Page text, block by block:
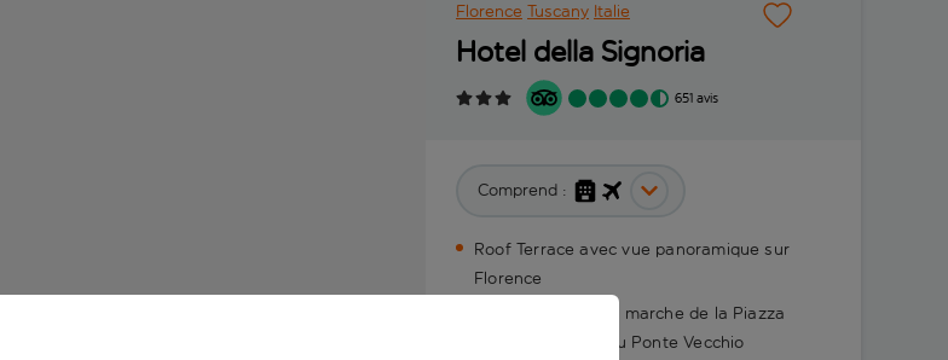
Florence Tuscany Italie
Hotel della Signoria
651 avis
Comprend :
Roof Terrace avec vue panoramique sur
Florence
À trois minutes de marche de la Piazza
della Signoria et du Ponte Vecchio